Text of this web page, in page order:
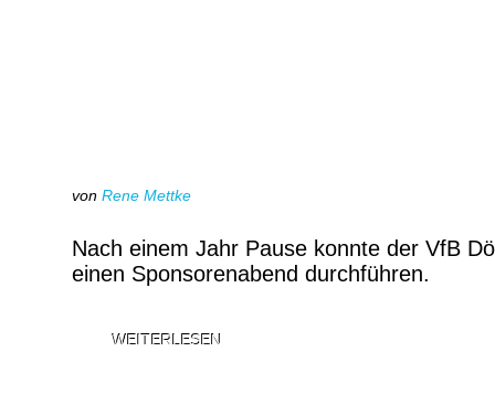
von Rene Mettke
Nach einem Jahr Pause konnte der VfB
einen Sponsorenabend durchführen.
WEITERLESEN